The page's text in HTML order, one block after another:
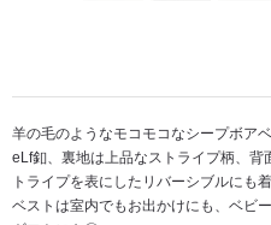
羊の毛のようなモコモコなシープボア
eLf釦、裏地は上品なストライプ柄、
トライプを表にしたリバーシブルにも
ベストは室内でもお出かけにも、ベビ